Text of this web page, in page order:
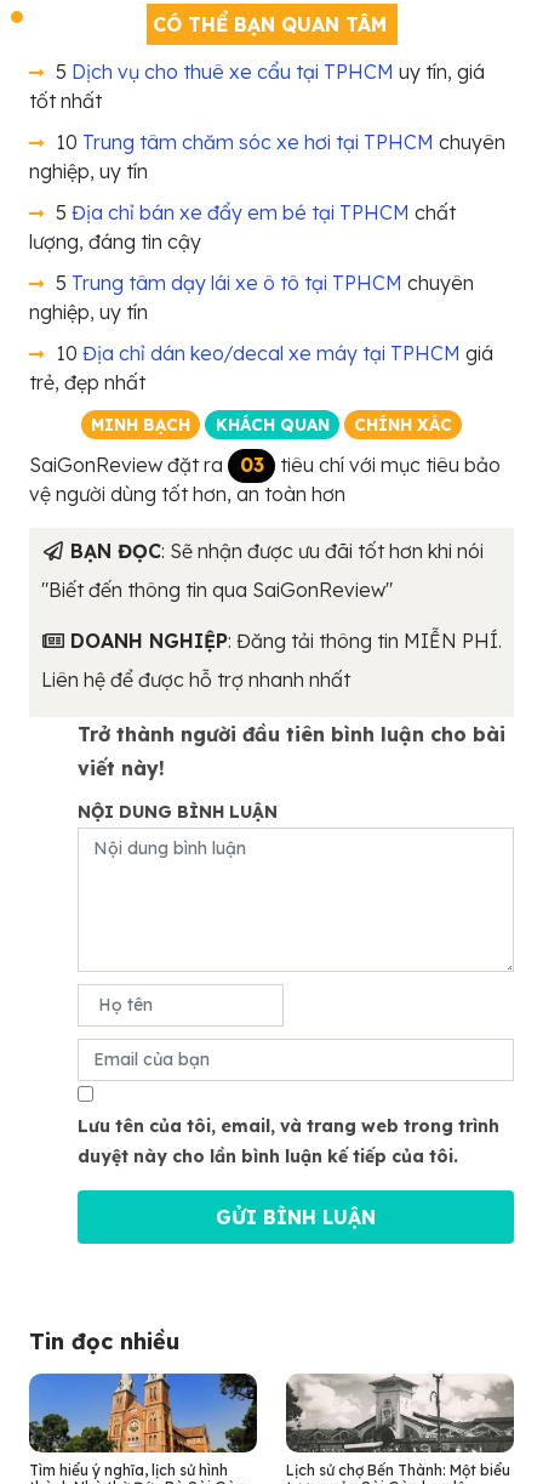
CÓ THỂ BẠN QUAN TÂM
5 Dịch vụ cho thuê xe cẩu tại TPHCM uy tín, giá
tốt nhất
10 Trung tâm chăm sóc xe hơi tại TPHCM chuyên
nghiệp, uy tín
5 Địa chỉ bán xe đẩy em bé tại TPHCM chất
lượng, đáng tin cậy
5 Trung tâm dạy lái xe ô tô tại TPHCM chuyên
nghiệp, uy tín
10 Địa chỉ dán keo/decal xe máy tại TPHCM giá
trẻ, đẹp nhất
MINH BẠCH KHÁCH QUAN CHÍNH XÁC
SaiGonReview đặt ra 03
tiêu chí với mục tiêu bảo
vệ người dùng tốt hơn, an toàn hơn
BẠN ĐỌC: Sẽ nhận được ưu đãi tốt hơn khi nói
"Biết đến thông tin qua SaiGonReview"
DOANH NGHIỆP: Đăng tải thông tin MIỄN PHÍ.
Liên hệ để được hỗ trợ nhanh nhất
Trở thành người đầu tiên bình luận cho bài
viết này!
NỘI DUNG BÌNH LUẬN
Lưu tên của tôi, email, và trang web trong trình
duyệt này cho lần bình luận kế tiếp của tôi.
Tin đọc nhiều
Tìm hiểu ý nghĩa, lịch sử hình
Lịch sử chợ Bến Thành: Một biểu